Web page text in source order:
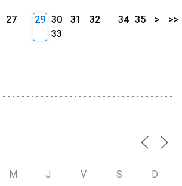
27
29 30 31
32
33
34 35 > >>
M J V S D